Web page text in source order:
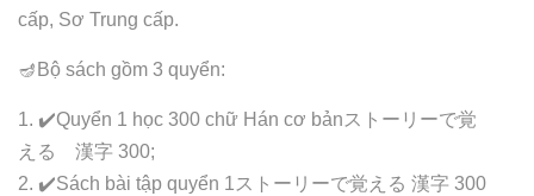
cấp, Sơ Trung cấp.
🪔Bộ sách gồm 3 quyển:
1. ✔️Quyển 1 học 300 chữ Hán cơ bảnストーリーで覚
える 漢字 300;
2. ✔️Sách bài tập quyển 1ストーリーで覚える 漢字 300